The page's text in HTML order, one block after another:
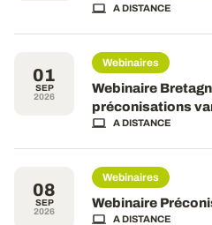
A DISTANCE
01
SEP
2026
Webinaires
Webinaire
préconisations
A DISTANCE
08
SEP
2026
Webinaires
Webinaire
A DISTANCE